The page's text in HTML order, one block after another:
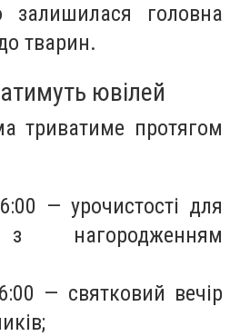
залишилася головна
тварин.
ювілей
триватиме протягом
— урочистості для
з нагородженням
— святковий вечір